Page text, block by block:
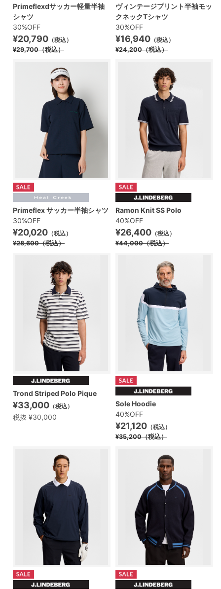
Primeflexdサッカー軽量半袖
シャツ
30%OFF
¥20,790 （税込）
¥29,700（税込）
ヴィンテージプリント半袖モッ
クネックTシャツ
30%OFF
¥16,940 （税込）
¥24,200（税込）
Primeflex サッカー半袖シャツ
30%OFF
¥20,020 （税込）
¥28,600（税込）
Ramon Knit SS Polo
40%OFF
¥26,400 （税込）
¥44,000（税込）
Trond Striped Polo Pique
¥33,000 （税込）
税抜 ¥30,000
Sole Hoodie
40%OFF
¥21,120 （税込）
¥35,200（税込）